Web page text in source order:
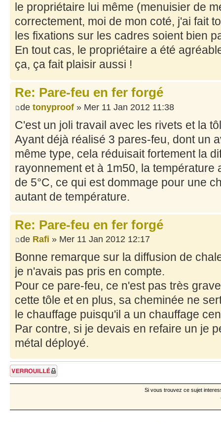
le propriétaire lui même (menuisier de
correctement, moi de mon coté, j'ai fait
les fixations sur les cadres soient bien
En tout cas, le propriétaire a été
ça, ça fait plaisir aussi !
Re: Pare-feu en fer forgé
de tonyproof » Mer 11 Jan 2012 11:38
C'est un joli travail avec les rivets et la
Ayant déjà réalisé 3 pares-feu, dont un
même type, cela réduisait fortement la
rayonnement et à 1m50, la
de 5°C, ce qui est dommage pour une
autant de température.
Re: Pare-feu en fer forgé
de Rafi » Mer 11 Jan 2012 12:17
Bonne remarque sur la diffusion de
je n'avais pas pris en compte.
Pour ce pare-feu, ce n'est pas très
cette tôle et en plus, sa cheminée ne
le chauffage puisqu'il a un chauffage
Par contre, si je devais en refaire un je
métal déployé.
Sujet verrouillé
Si vous trouvez ce sujet